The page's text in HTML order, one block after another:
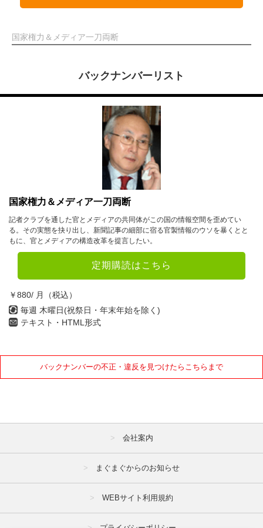
国家権力＆メディア一刀両断
バックナンバーリスト
国家権力＆メディア一刀両断
記者クラブを通した官とメディアの共同体がこの国の情報空間を歪めてい
る。その実態を抉り出し、新聞記事の細部に宿る官製情報のウソを暴くとと
もに、官とメディアの構造改革を提言したい。
定期購読はこちら
￥880/ 月（税込）
毎週 木曜日(祝祭日・年末年始を除く)
テキスト・HTML形式
バックナンバーの不正・違反を見つけたらこちらまで
会社案内
まぐまぐからのお知らせ
WEBサイト利用規約